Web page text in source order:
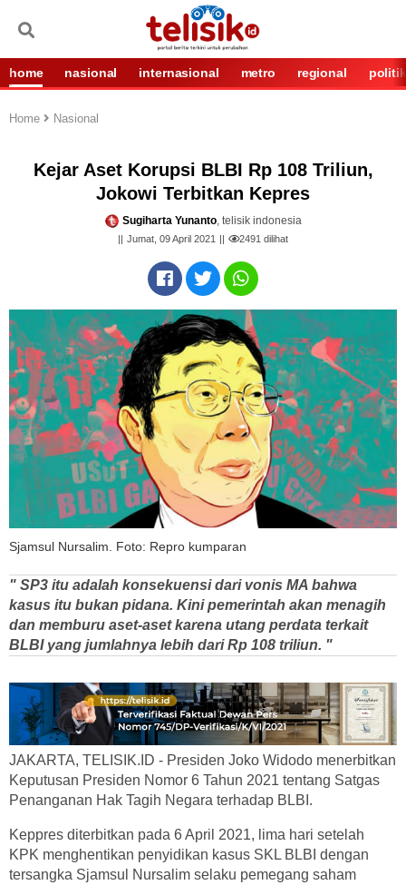
home nasional internasional metro regional politik
Home Nasional
Kejar Aset Korupsi BLBI Rp 108 Triliun,
Jokowi Terbitkan Kepres
Sugiharta Yunanto, telisik indonesia
Jumat, 09 April 2021 2491 dilihat
Sjamsul Nursalim. Foto: Repro kumparan
" SP3 itu adalah konsekuensi dari vonis MA bahwa
kasus itu bukan pidana. Kini pemerintah akan menagih
dan memburu aset-aset karena utang perdata terkait
BLBI yang jumlahnya lebih dari Rp 108 triliun. "
JAKARTA, TELISIK.ID - Presiden Joko Widodo menerbitkan
Keputusan Presiden Nomor 6 Tahun 2021 tentang Satgas
Penanganan Hak Tagih Negara terhadap BLBI.
Keppres diterbitkan pada 6 April 2021, lima hari setelah
KPK menghentikan penyidikan kasus SKL BLBI dengan
tersangka Sjamsul Nursalim selaku pemegang saham